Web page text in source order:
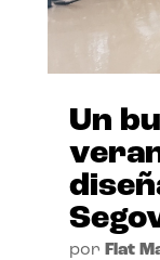
Un
por Flat